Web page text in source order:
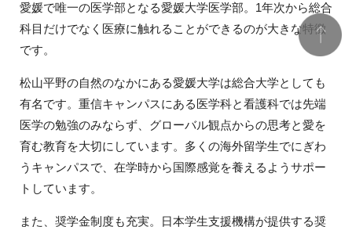
愛媛で唯一の医学部となる愛媛大学医学部。1年次から総合
科目だけでなく医療に触れることができるのが大きな特徴
です。
松山平野の自然のなかにある愛媛大学は総合大学としても
有名です。重信キャンパスにある医学科と看護科では先端
医学の勉強のみならず、グローバル観点からの思考と愛を
育む教育を大切にしています。多くの海外留学生でにぎわ
うキャンパスで、在学時から国際感覚を養えるようサポー
トしています。
また、奨学金制度も充実。日本学生支援機構が提供する奨